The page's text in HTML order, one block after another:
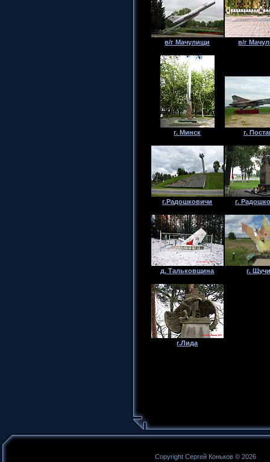
в/г Мачулищи в/г
г. Минск г.
г.Радошковичи г.
д. Тальковщина г.
г.Лида
Copyright Сергей Коньков © 2026